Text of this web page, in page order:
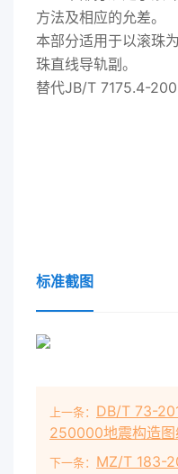
方法及相应的允差。
本部分适用于以滚珠
珠直线导轨副。
替代JB/T 7175.4-
标准截图
上一条： DB/T 73-
250000地震构造图
下一条： MZ/T 183-